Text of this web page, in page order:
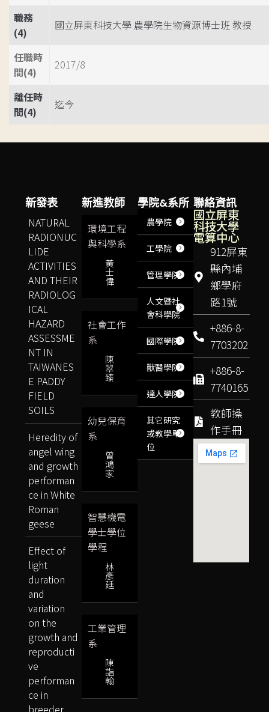
職務
(4)
國立屏東科技大學 農學院生物資源博士班 教授
任職時
間(4)
2017/8
離任時
間(4)
迄今
聯絡資訊
國立屏東
科技大學
電算中心
912屏東
縣內埔
鄉學府
路1號
+886-8-
7703202
+886-8-
7740165
教師操
作手冊
學院&系所
農學院
工學院
管理學院
人文暨社
會科學院
國際學院
獸醫學院
達人學院
其它研究
或教學單
位
新進教師
環境工程
與科學系
黃
士
偉
社會工作
系
陳
翠
臻
幼兒保育
系
曾
鴻
家
智慧機電
學士學位
學程
林
彥
廷
工業管理
系
陳
詣
翰
新發表
NATURAL
RADIONUC
LIDE
ACTIVITIES
AND THEIR
RADIOLOG
ICAL
HAZARD
ASSESSME
NT IN
TAIWANES
E PADDY
FIELD
SOILS
Heredity of
angel wing
and growth
performan
ce in White
Roman
geese
Effect of
light
duration
and
variation
on the
growth and
reproducti
ve
performan
ce in
breeder